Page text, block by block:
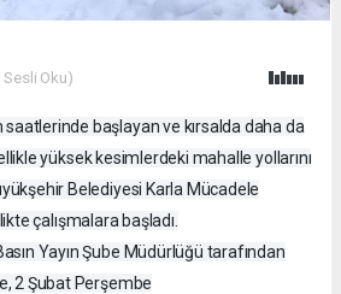
Sesli Oku)
başlayan ve kırsalda daha da
yüksek kesimlerdeki mahalle yollarını
Belediyesi Karla Mücadele
çalışmalara başladı.
Yayın Şube Müdürlüğü tarafından
2 Şubat Perşembe